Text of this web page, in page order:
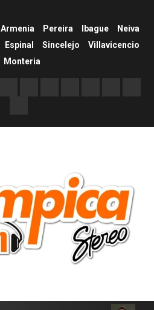
Armenia Pereira Ibague
Neiva
Espinal Sincelejo
Villavicencio
Monteria